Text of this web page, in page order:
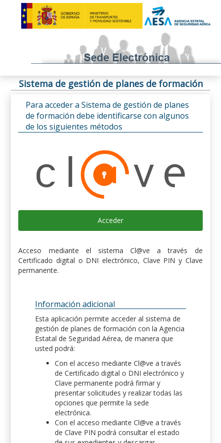
Sistema de gestión de planes de formación
Para acceder a Sistema de gestión de planes
de formación debe identificarse con algunos
de los siguientes métodos
Acceder
Acceso mediante el sistema Cl@ve a través de
Certificado digital o DNI electrónico, Clave PIN y Clave
permanente.
Información adicional
Esta aplicación permite acceder al sistema de
gestión de planes de formación con la Agencia
Estatal de Seguridad Aérea, de manera que
usted podrá:
Con el acceso mediante Cl@ve a través
de Certificado digital o DNI electrónico y
Clave permanente podrá firmar y
presentar solicitudes y realizar todas las
opciones que permite la sede
electrónica.
Con el acceso mediante Cl@ve a través
de Clave PIN podrá consultar el estado